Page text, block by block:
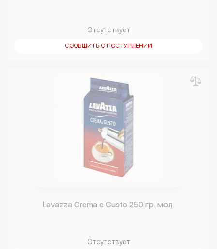
Отсутствует
СООБЩИТЬ О ПОСТУПЛЕНИИ
Lavazza Crema e Gusto 250 гр. мол.
Отсутствует